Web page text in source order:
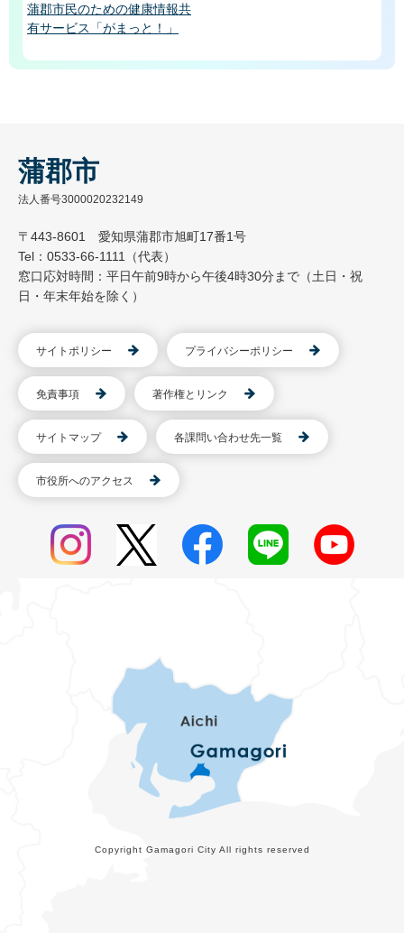
蒲郡市民のための健康情報共
有サービス「がまっと！」
蒲郡市
法人番号3000020232149
〒443-8601 愛知県蒲郡市旭町17番1号
Tel：0533-66-1111（代表）
窓口応対時間：平日午前9時から午後4時30分まで（土日・祝
日・年末年始を除く）
サイトポリシー プライバシーポリシー
免責事項 著作権とリンク
サイトマップ 各課問い合わせ先一覧
市役所へのアクセス
Copyright Gamagori City All rights reserved